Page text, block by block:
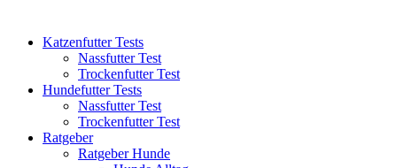
Katzenfutter Tests
Nassfutter Test
Trockenfutter Test
Hundefutter Tests
Nassfutter Test
Trockenfutter Test
Ratgeber
Ratgeber Hunde